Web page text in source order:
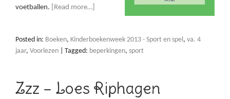
voetballen.
[Read more…]
Posted in: Boeken, Kinderboekenweek 2013 - Sport en spel, va. 4
jaar, Voorlezen Tagged: beperkingen, sport
Zzz – Loes Riphagen